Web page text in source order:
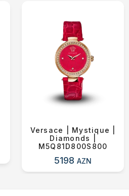
Versace | Mystique |
Diamonds |
M5Q81D800S800
5198AZN